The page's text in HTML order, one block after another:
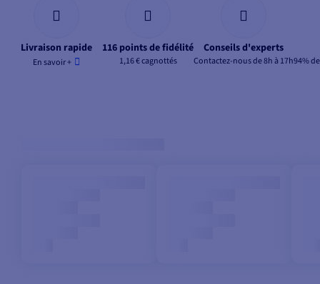
Livraison rapide
En savoir +
116 points de fidélité
1,16 € cagnottés
Conseils d'experts
Contactez-nous de 8h à 17h94%